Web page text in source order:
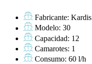
Fabricante: Kardis
Modelo: 30
Capacidad: 12
Camarotes: 1
Consumo: 60 l/h